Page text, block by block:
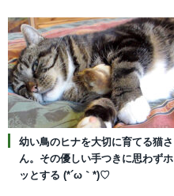
幼い鳥のヒナを大切に育てる猫さ
ん。その優しい手つきに思わずホ
ッとする (*´ω｀*)♡